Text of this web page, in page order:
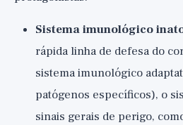
Sistema imunológico
rápida linha de defesa do
sistema imunológico
patógenos específicos), o
sinais gerais de perigo,